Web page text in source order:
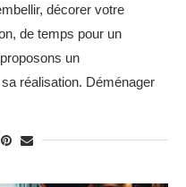
décorer votre
de temps pour un
un
réalisation. Déménager